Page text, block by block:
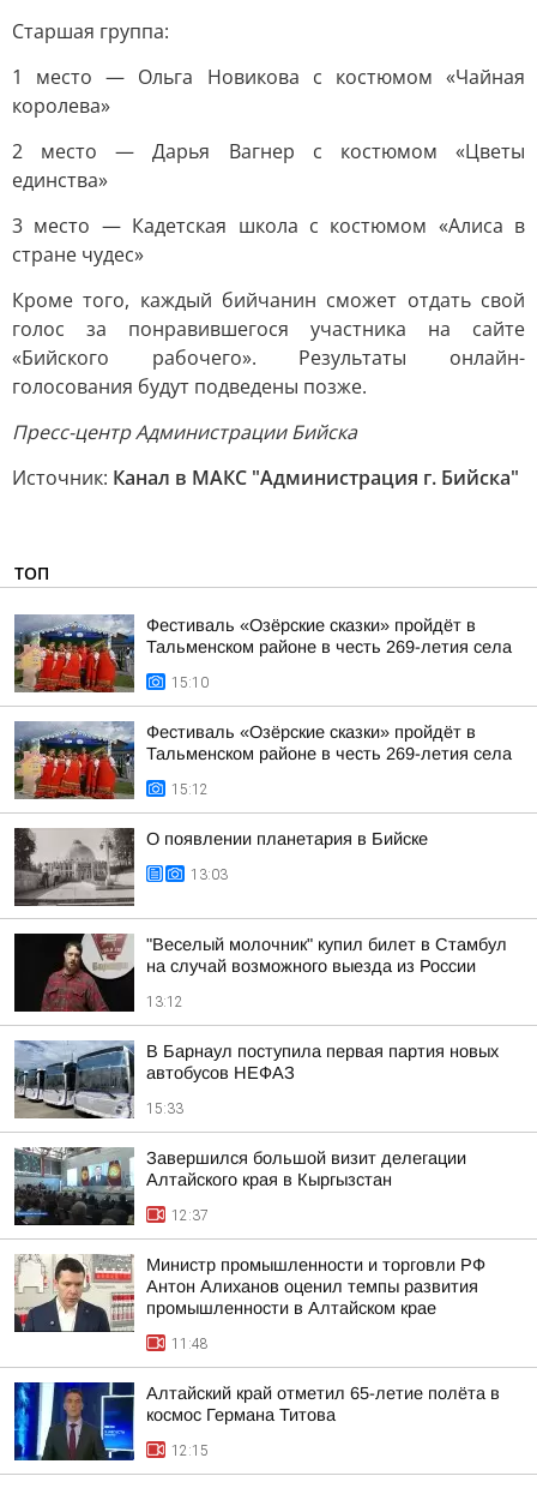
Старшая группа:
1 место — Ольга Новикова с костюмом «Чайная
королева»
2 место — Дарья Вагнер с костюмом «Цветы
единства»
3 место — Кадетская школа с костюмом «Алиса в
стране чудес»
Кроме того, каждый бийчанин сможет отдать свой
голос за понравившегося участника на сайте
«Бийского рабочего». Результаты онлайн-
голосования будут подведены позже.
Пресс-центр Администрации Бийска
Источник: Канал в МАКС "Администрация г. Бийска"
ТОП
Фестиваль «Озёрские сказки» пройдёт в
Тальменском районе в честь 269-летия села
15:10
Фестиваль «Озёрские сказки» пройдёт в
Тальменском районе в честь 269-летия села
15:12
О появлении планетария в Бийске
13:03
"Веселый молочник" купил билет в Стамбул
на случай возможного выезда из России
13:12
В Барнаул поступила первая партия новых
автобусов НЕФАЗ
15:33
Завершился большой визит делегации
Алтайского края в Кыргызстан
12:37
Министр промышленности и торговли РФ
Антон Алиханов оценил темпы развития
промышленности в Алтайском крае
11:48
Алтайский край отметил 65-летие полёта в
космос Германа Титова
12:15